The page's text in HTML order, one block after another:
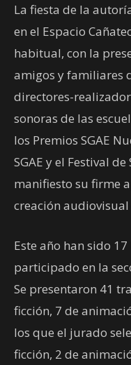
La fiesta de la
en el Espacio
habitual, con la
amigos y familiares
directores-
sonoras de las
los Premios SGAE
SGAE y el Festival
manifiesto su firme
creación
Este año han sido
participado en la
Se presentaron 41
ficción, 7 de
los que el jurado
ficción, 2 de